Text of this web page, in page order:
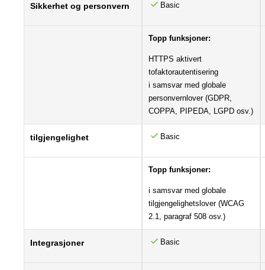
Sikkerhet og personvern Basic
Topp funksjoner:
HTTPS aktivert
tofaktorautentisering
i samsvar med globale
personvernlover (GDPR,
COPPA, PIPEDA, LGPD osv.)
tilgjengelighet Basic
Topp funksjoner:
i samsvar med globale
tilgjengelighetslover (WCAG
2.1, paragraf 508 osv.)
Integrasjoner Basic